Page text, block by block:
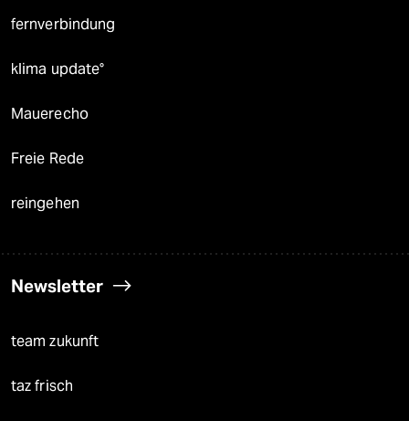
fernverbindung
klima update°
Mauerecho
Freie Rede
reingehen
Newsletter
team zukunft
taz frisch